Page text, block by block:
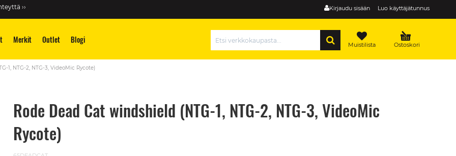
Kirjaudu sisään Luo käyttäjätunnus
››
Merkit Outlet Blogi Ostoskori
Muistilista
1, NTG-2, NTG-3, VideoMic Rycote)
Rode Dead Cat windshield (NTG-1, NTG-2, NTG-3, VideoMic
Rycote)